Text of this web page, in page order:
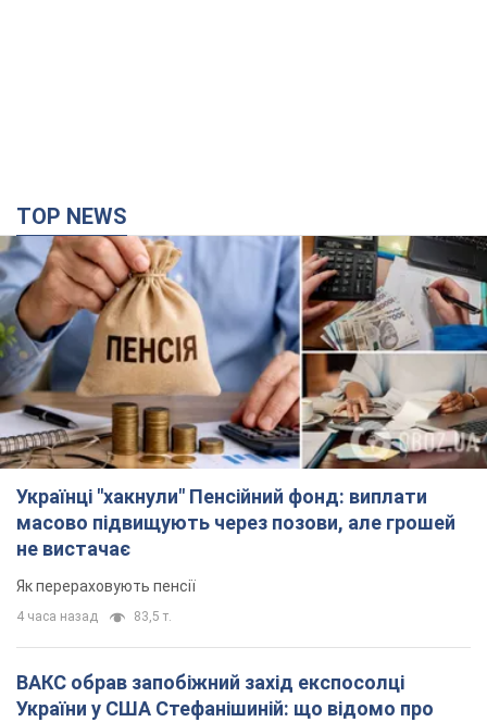
TOP NEWS
Українці "хакнули" Пенсійний фонд: виплати
масово підвищують через позови, але грошей
не вистачає
Як перераховують пенсії
4 часа назад 83,5 т.
ВАКС обрав запобіжний захід експосолці
України у США Стефанішиній: що відомо про